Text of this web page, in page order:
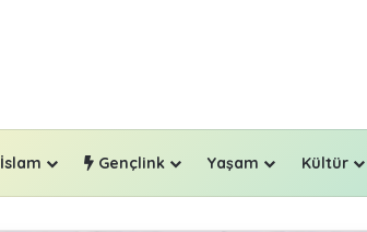
İslam Gençlink Yaşam Kültür